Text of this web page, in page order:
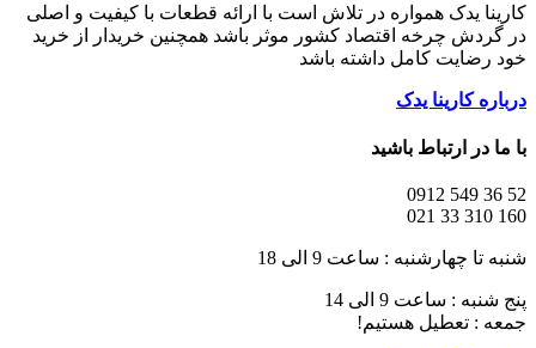
کارینا یدک همواره در تلاش است با ارائه قطعات با کیفیت و اصلی
در گردش چرخه اقتصاد کشور موثر باشد همچنین خریدار از خرید
خود رضایت کامل داشته باشد
درباره کارینا یدک
با ما در ارتباط باشید
52 36 549 0912
160 310 33 021
شنبه تا چهارشنبه : ساعت 9 الی 18
پنج شنبه : ساعت 9 الی 14
جمعه : تعطیل هستیم!